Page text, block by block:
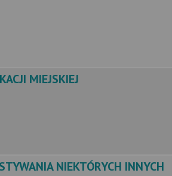
MIEJSKIEJ
NIEKTÓRYCH INNYCH